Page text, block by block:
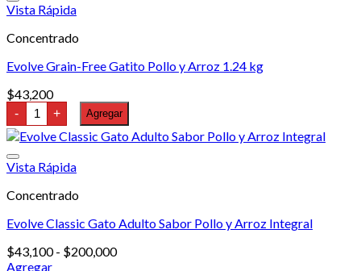
7+
lb
Vista Rápida
Concentrado
Evolve Grain-Free Gatito Pollo y Arroz 1.24 kg
$43,200
- Evolve
Grain-
Free
Gatito
y
1.24
cantidad
+ Agregar
Vista Rápida
Concentrado
Evolve Classic Gato Adulto Sabor Pollo y Arroz Integral
$43,100 - $200,000Rango
Agregar